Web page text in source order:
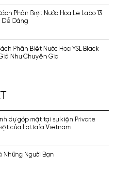
Phân Biệt Nước Hoa Le Labo 13
Dễ Dàng
Phân Biệt Nước Hoa YSL Black
Như Chuyên Gia
dự góp mặt tại sự kiện Private
của Lattafa Vietnam
Những Người Bạn